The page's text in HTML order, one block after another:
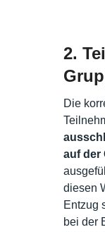
2.
Die
auf der
diesen
Entzug
bei der